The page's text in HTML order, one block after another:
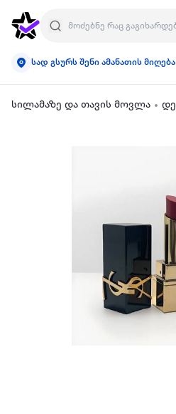
სად გსურს შენი ამანათის მიღება
სილამაზე და თავის მოვლა